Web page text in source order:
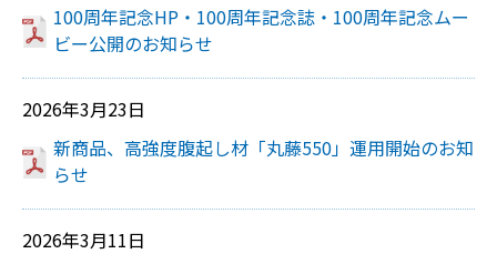
100周年記念HP・100周年記念誌・100周年記念ムー
ビー公開のお知らせ
2026年3月23日
新商品、高強度腹起し材「丸藤550」運用開始のお知
らせ
2026年3月11日